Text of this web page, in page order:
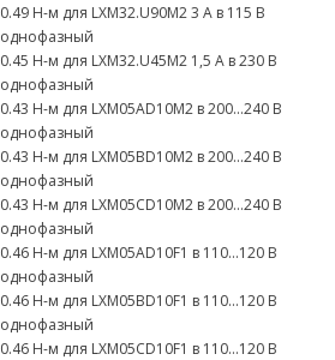
0.49 Н-м для LXM32.U90M2 3 A в 115 В
однофазный
0.45 Н-м для LXM32.U45M2 1,5 A в 230 В
однофазный
0.43 Н-м для LXM05AD10M2 в 200...240 В
однофазный
0.43 Н-м для LXM05BD10M2 в 200...240 В
однофазный
0.43 Н-м для LXM05CD10M2 в 200...240 В
однофазный
0.46 Н-м для LXM05AD10F1 в 110...120 В
однофазный
0.46 Н-м для LXM05BD10F1 в 110...120 В
однофазный
0.46 Н-м для LXM05CD10F1 в 110...120 В